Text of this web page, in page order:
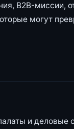
B2B-миссии,
могут
и деловые